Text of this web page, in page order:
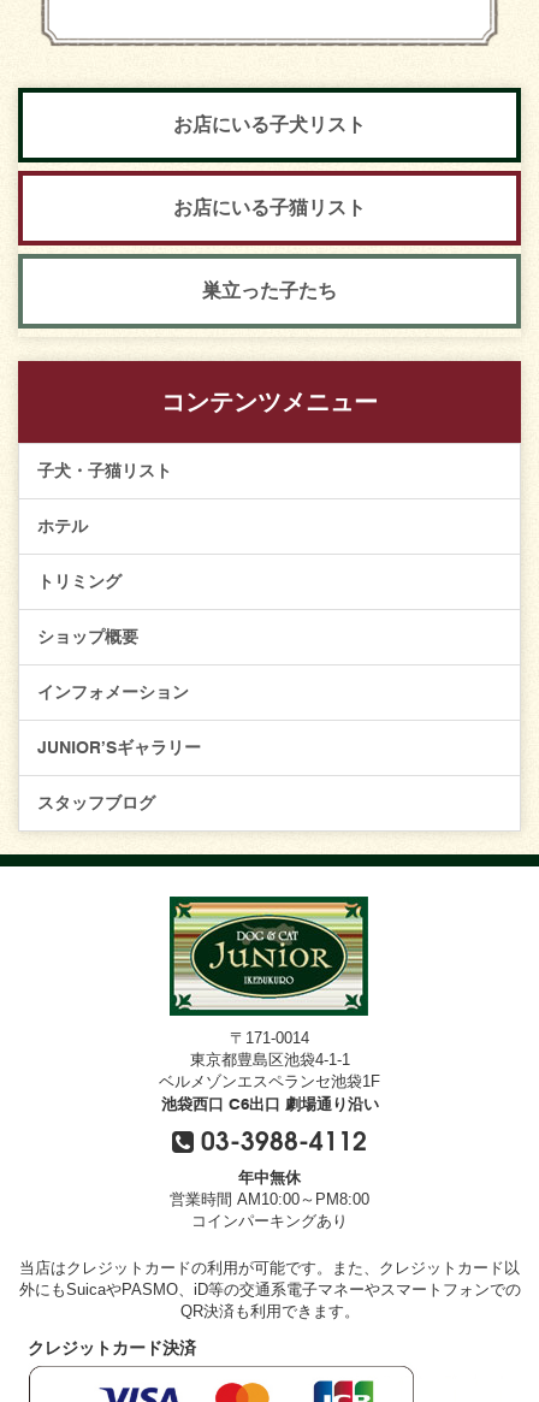
お店にいる子犬リスト
お店にいる子猫リスト
巣立った子たち
コンテンツメニュー
子犬・子猫リスト
ホテル
トリミング
ショップ概要
インフォメーション
JUNIOR’Sギャラリー
スタッフブログ
〒171-0014
東京都豊島区池袋4-1-1
ベルメゾンエスペランセ池袋1F
池袋西口 C6出口 劇場通り沿い
03-3988-4112
年中無休
営業時間 AM10:00～PM8:00
コインパーキングあり
当店はクレジットカードの利用が可能です。また、クレジットカード以
外にもSuicaやPASMO、iD等の交通系電子マネーやスマートフォンでの
QR決済も利用できます。
クレジットカード決済